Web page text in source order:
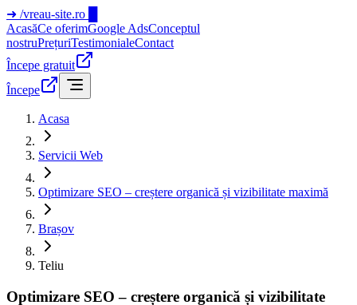
➜ /vreau-site.ro
AcasăCe oferimGoogle AdsConceptul
nostruPrețuriTestimonialeContact
Începe gratuit
Începe
Acasa
Servicii Web
Optimizare SEO – creștere organică și vizibilitate maximă
Brașov
Teliu
Optimizare SEO – creștere organică și vizibilitate